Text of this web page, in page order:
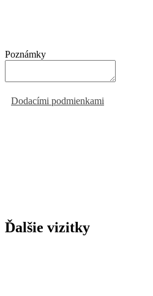
Poznámky
Dodacími podmienkami
Ďalšie vizitky